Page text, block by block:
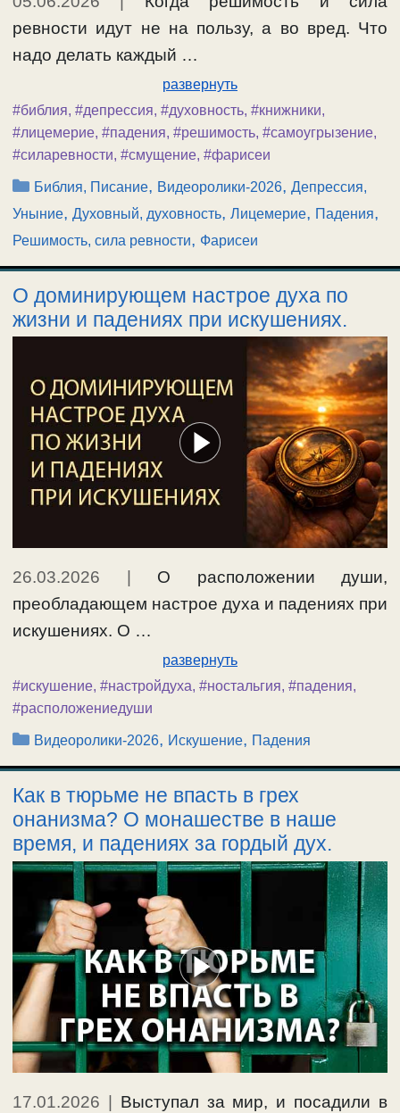
ревности идут не на пользу, а во вред. Что
надо делать каждый …
развернуть
#библия, #депрессия, #духовность, #книжники,
#лицемерие, #падения, #решимость, #самоугрызение,
#силаревности, #смущение, #фарисеи
Рубрики
Библия, Писание, Видеоролики-2026,Депрессия,
Уныние, Духовный, духовность, Лицемерие, Падения,
Решимость, сила ревности, Фарисеи
О доминирующем настрое духа по
жизни и падениях при искушениях.
26.03.2026
О расположении души,
преобладающем настрое духа и падениях при
искушениях. О …
развернуть
#искушение, #настройдуха, #ностальгия, #падения,
#расположениедуши
Рубрики
Видеоролики-2026, Искушение, Падения
Как в тюрьме не впасть в грех
онанизма? О монашестве в наше
время, и падениях за гордый дух.
17.01.2026
Выступал за мир, и посадили в